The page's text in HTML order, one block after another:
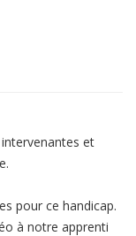
et
pour ce handicap.
à notre apprenti